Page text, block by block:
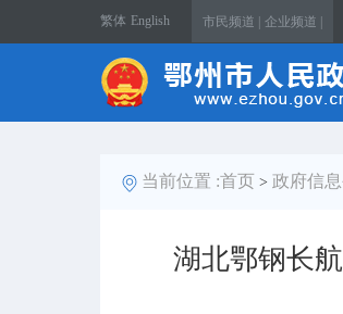
繁体 English 市民频道 | 企业频道 |
当前位置 :首页 > 政府信
湖北鄂钢长